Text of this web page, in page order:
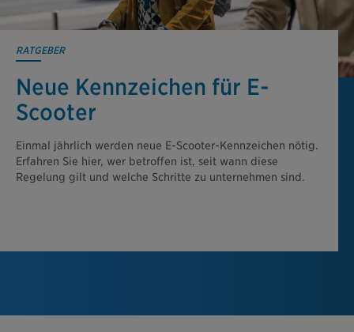
RATGEBER
Neue Kennzeichen für E-
Scooter
Einmal jährlich werden neue E-Scooter-Kennzeichen nötig.
Erfahren Sie hier, wer betroffen ist, seit wann diese
Regelung gilt und welche Schritte zu unternehmen sind.